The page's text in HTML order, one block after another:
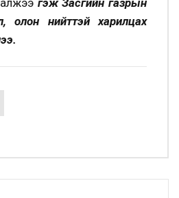
олон нийттэй харилцах